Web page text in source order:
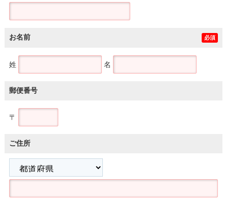
お名前 必須
姓 名
郵便番号
〒
ご住所